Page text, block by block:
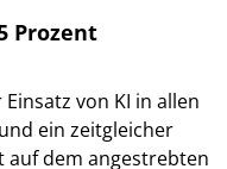
Prozent
von KI in allen
ein zeitgleicher
auf dem angestrebten